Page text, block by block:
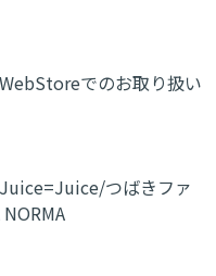
でのお取り扱い
つばきファ